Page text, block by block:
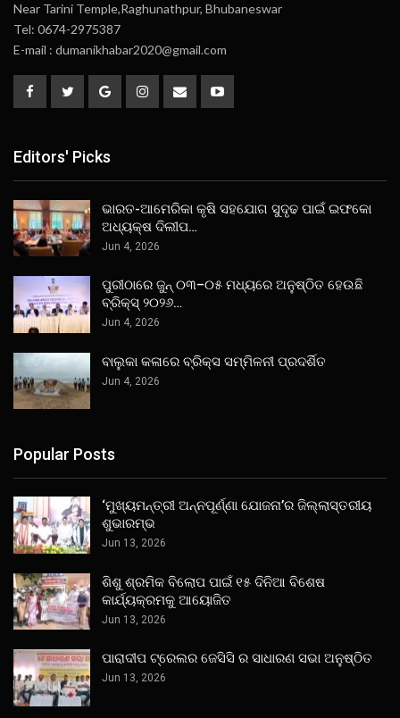
Near Tarini Temple,Raghunathpur, Bhubaneswar
Tel: 0674-2975387
E-mail : dumanikhabar2020@gmail.com
Editors' Picks
ଭାରତ-ଆମେରିକା କୃଷି ସହଯୋଗ ସୁଦୃଢ ପାଇଁ ଇଫକୋ
ଅଧ୍ୟକ୍ଷ ଦିଲୀପ…
Jun 4, 2026
ପୁରୀଠାରେ ଜୁନ୍ ୦୩–୦୫ ମଧ୍ୟରେ ଅନୁଷ୍ଠିତ ହେଉଛି
ବ୍ରିକ୍ସ୍ ୨୦୨୬…
Jun 4, 2026
ବାଲୁକା କଳାରେ ବ୍ରିକ୍ସ ସମ୍ମିଳନୀ ପ୍ରଦର୍ଶିତ
Jun 4, 2026
Popular Posts
‘ମୁଖ୍ୟମନ୍ତ୍ରୀ ଅନ୍ନପୂର୍ଣ୍ଣା ଯୋଜନା’ର ଜିଲ୍ଲାସ୍ତରୀୟ
ଶୁଭାରମ୍ଭ
Jun 13, 2026
ଶିଶୁ ଶ୍ରମିକ ବିଲୋପ ପାଇଁ ୧୫ ଦିନିଆ ବିଶେଷ
କାର୍ଯ୍ୟକ୍ରମକୁ ଆୟୋଜିତ
Jun 13, 2026
ପାରାଦୀପ ଟ୍ରେଲର ଜେସିସି ର ସାଧାରଣ ସଭା ଅନୁଷ୍ଠିତ
Jun 13, 2026